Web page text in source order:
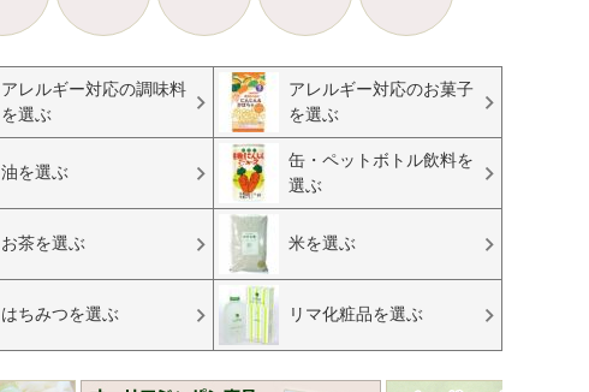
アレルギー対応の調味料
を選ぶ
アレルギー対応のお菓子
を選ぶ
油を選ぶ
缶・ペットボトル飲料を
選ぶ
お茶を選ぶ 米を選ぶ
はちみつを選ぶ リマ化粧品を選ぶ